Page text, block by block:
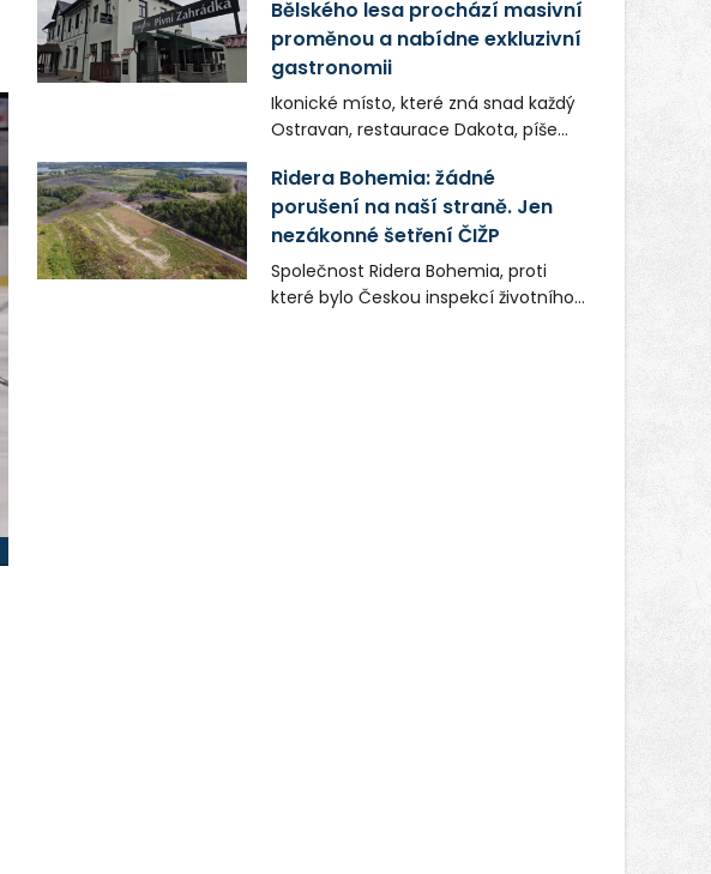
Bělského lesa prochází masivní
proměnou a nabídne exkluzivní
gastronomii
Ikonické místo, které zná snad každý
Ostravan, restaurace Dakota, píše
společnost Dang Investment Group
s.r.o. investuje do projektu přes 50
milionů korun. Cílem je přinést
Ostravě dva špičkové gastronomické
koncepty, které v regionu dosud
chyběly, luxusní středomořskou
Ridera Bohemia: žádné
porušení na naší straně. Jen
nezákonné šetření ČIŽP
Společnost Ridera Bohemia, proti
které bylo Českou inspekcí životního